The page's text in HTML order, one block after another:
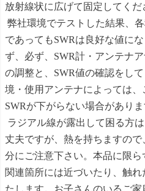
放射線状に広げて固定してくだ
弊社環境でテストした結果、
であってもSWRは良好な値に
ず、必ず、SWR計・アンテナ
の調整と、SWR値の確認をし
境・使用アンテナによっては
SWRが下がらない場合がありま
ラジアル線が露出して困る方
丈夫ですが、熱を持ちますの
分にご注意下さい。本品に限ら
関連箇所には近づいたり、触